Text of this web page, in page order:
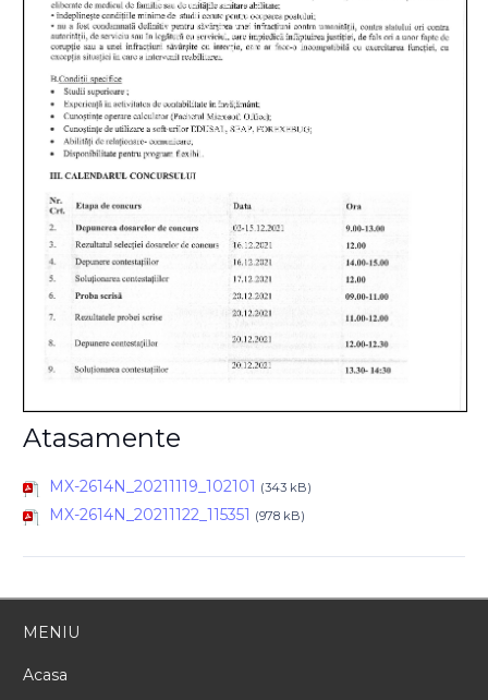
Atasamente
MX-2614N_20211119_102101 (343 kB)
MX-2614N_20211122_115351 (978 kB)
MENIU
Acasa